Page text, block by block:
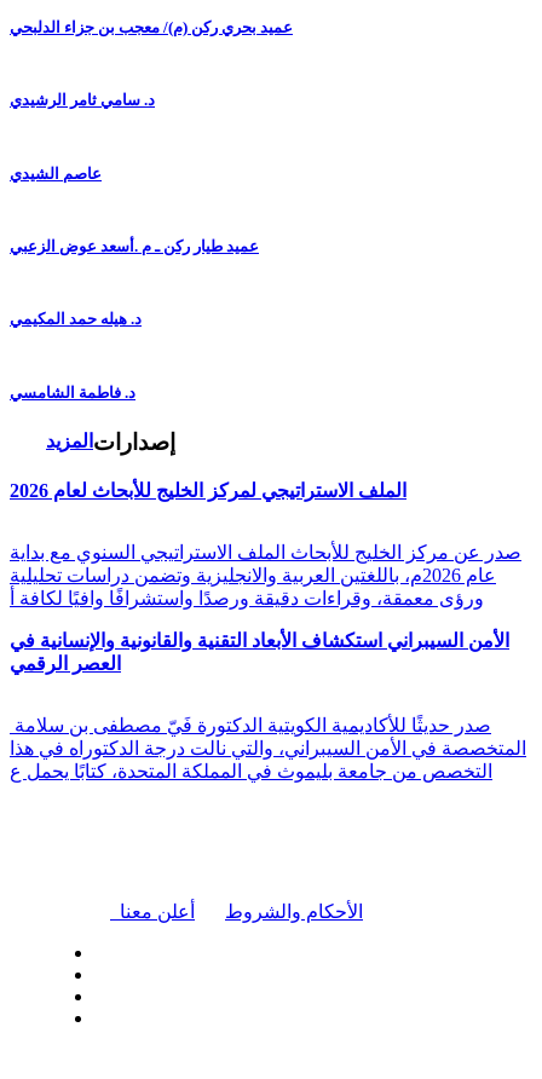
عميد بحري ركن (م)/ معجب بن جزاء الدلبحي
د. سامي ثامر الرشيدي
عاصم الشيدي
عميد طيار ركن ـ م .أسعد عوض الزعبي
د. هيله حمد المكيمي
د. فاطمة الشامسي
المزيد إصدارات
الملف الاستراتيجي لمركز الخليج للأبحاث لعام 2026
صدر عن مركز الخليج للأبحاث الملف الاستراتيجي السنوي مع بداية
عام 2026م، باللغتين العربية والانجليزية وتضمن دراسات تحليلية
ورؤى معمقة، وقراءات دقيقة ورصدًا واستشرافًا وافيًا لكافة أ
الأمن السيبراني استكشاف الأبعاد التقنية والقانونية والإنسانية في
العصر الرقمي
المتخصصة في الأمن السيبراني، والتي نالت درجة الدكتوراه في هذا
التخصص من جامعة بليموث في المملكة المتحدة، كتابًا يحمل ع
أعلن معنا الأحكام والشروط